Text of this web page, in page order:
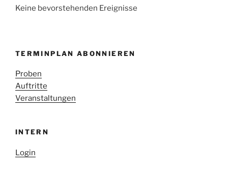
Keine bevorstehenden Ereignisse
TERMINPLAN ABONNIEREN
Proben
Auftritte
Veranstaltungen
INTERN
Login